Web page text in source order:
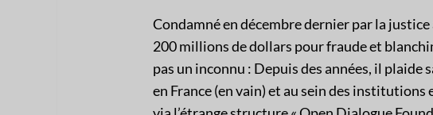
Condamné en décembre dernier par la
200 millions de dollars pour fraude et
pas un inconnu : Depuis des années, il plaide
en France (en vain) et au sein des